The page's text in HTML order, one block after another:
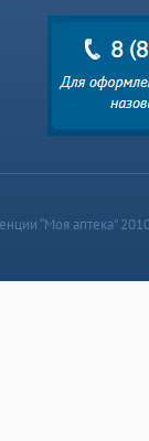
“Моя аптека”